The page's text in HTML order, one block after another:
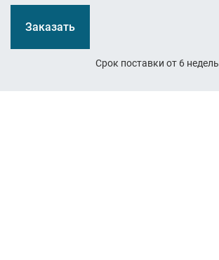
Заказать
Срок поставки от 6 недель